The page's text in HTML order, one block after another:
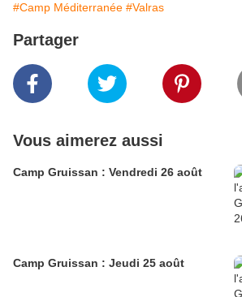
#Camp Méditerranée #Valras
Partager
Vous aimerez aussi
Camp Gruissan : Vendredi 26 août
Camp Gruissan : Jeudi 25 août